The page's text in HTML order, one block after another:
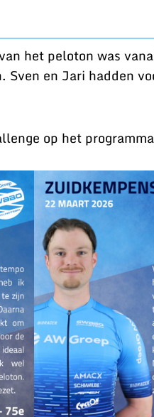
het peloton was
en Jari hadden
op het